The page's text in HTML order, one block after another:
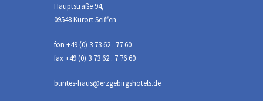
Hauptstraße 94,
09548 Kurort Seiffen
fon +49 (0) 3 73 62 . 77 60
fax +49 (0) 3 73 62 . 7 76 60
buntes-haus@erzgebirgshotels.de